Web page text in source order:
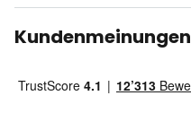
Kundenmeinungen